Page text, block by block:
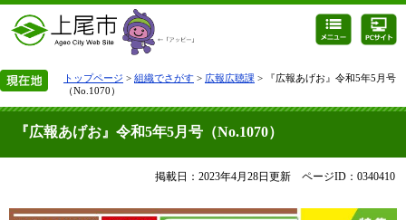
トップページ > 組織でさがす > 広報広聴課 > 『広報あげお』令和5年5月号
（No.1070）
『広報あげお』令和5年5月号（No.1070）
掲載日：2023年4月28日更新 ページID：0340410